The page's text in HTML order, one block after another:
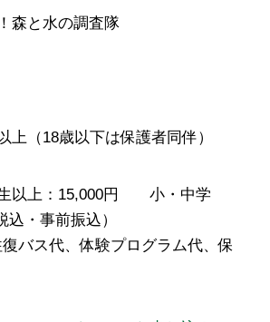
森と水の調査隊
上（18歳以下は保護者同伴）
以上：15,000円 小・中学
・事前振込）
復バス代、体験プログラム代、保